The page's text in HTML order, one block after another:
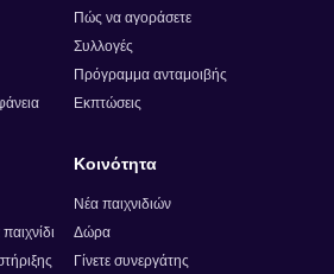
Πώς να αγοράσετε
Συλλογές
Πρόγραμμα ανταμοιβής
Εκπτώσεις
Κοινότητα
Νέα παιχνιδιών
Δώρα
Γίνετε συνεργάτης